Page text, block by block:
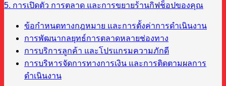
5. การเปิดตัว การตลาด และการขยายร้านกิฟช็อปของคุณ
ข้อกำหนดทางกฎหมาย และการตั้งค่าการดำเนินงาน
การพัฒนากลยุทธ์การตลาดหลายช่องทาง
การบริการลูกค้า และโปรแกรมความภักดี
การบริหารจัดการทางการเงิน และการติดตามผลการ
ดำเนินงาน